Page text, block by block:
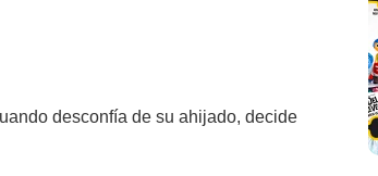
desconfía de su ahijado, decide